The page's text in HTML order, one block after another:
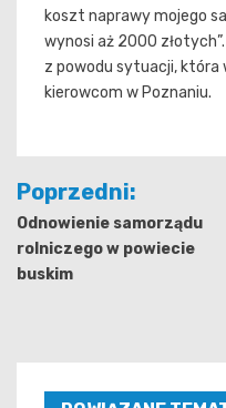
koszt naprawy mojego
wynosi aż 2000
z powodu sytuacji, która
kierowcom w Poznaniu.
Nawigacja
wpisu
Poprzedni:
Odnowienie samorządu
rolniczego w powiecie
buskim